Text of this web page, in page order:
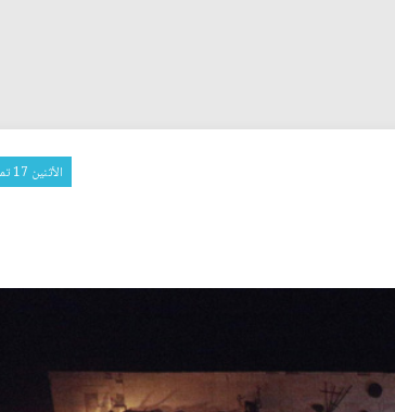
الأثنين 17 تموز 2017